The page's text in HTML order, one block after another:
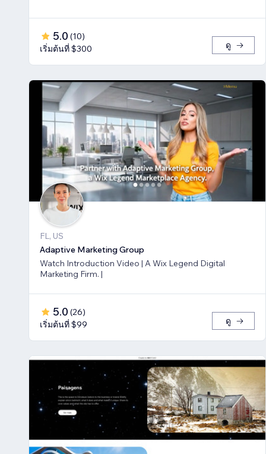
5.0 (10)
เริ่มต้นที่ $300
ดู
FL, US
Adaptive Marketing Group
Watch Introduction Video | A Wix Legend Digital
Marketing Firm. |
5.0 (26)
เริ่มต้นที่ $99
ดู